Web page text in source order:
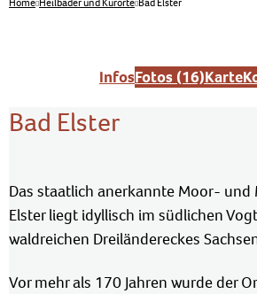
InfosFotos (16)Karte
Bad Elster
Das staatlich anerkannte Moor- und
Elster liegt idyllisch im südlichen
waldreichen Dreiländereckes
Vor mehr als 170 Jahren wurde der